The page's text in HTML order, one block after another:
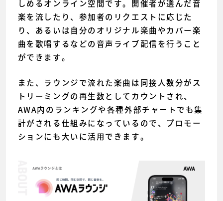
しめるオンライン空間です。開催者が選んだ音
楽を流したり、参加者のリクエストに応じた
り、あるいは自分のオリジナル楽曲やカバー楽
曲を歌唱するなどの音声ライブ配信を行うこと
ができます。
また、ラウンジで流れた楽曲は同接人数分がス
トリーミングの再生数としてカウントされ、
AWA内のランキングや各種外部チャートでも集
計がされる仕組みになっているので、プロモー
ションにも大いに活用できます。